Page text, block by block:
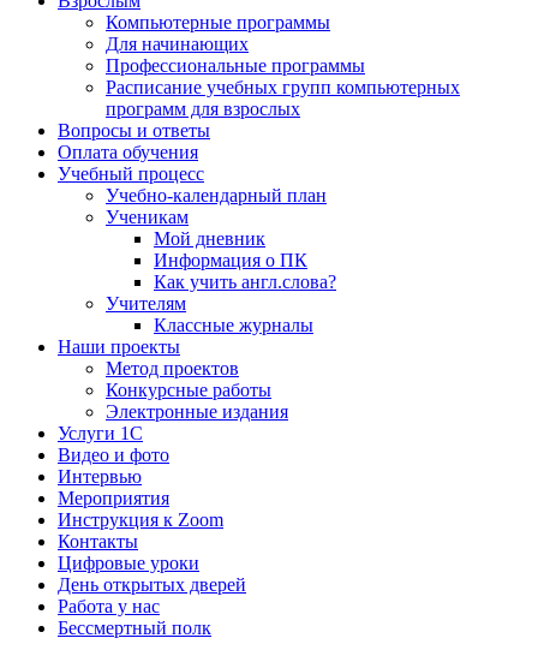
Компьютерные программы
Для начинающих
Профессиональные программы
Расписание учебных групп компьютерных
программ для взрослых
Вопросы и ответы
Оплата обучения
Учебный процесс
Учебно-календарный план
Ученикам
Мой дневник
Информация о ПК
Как учить англ.слова?
Учителям
Классные журналы
Наши проекты
Метод проектов
Конкурсные работы
Электронные издания
Услуги 1C
Видео и фото
Интервью
Мероприятия
Инструкция к Zoom
Контакты
Цифровые уроки
День открытых дверей
Работа у нас
Бессмертный полк